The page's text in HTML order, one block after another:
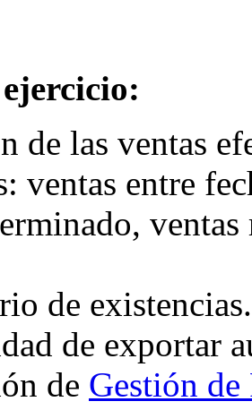
de las ventas
ventas entre
de existencias.
de exportar
de Gestión de